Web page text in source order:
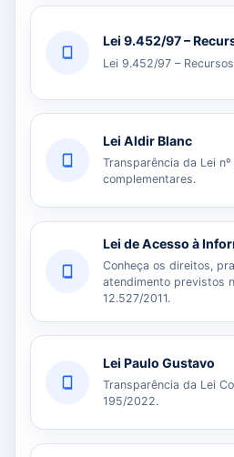
Lei 9.452/97 –
Lei 9.452/97 –
Lei Aldir Blanc
Transparência da Lei
complementares.
Lei de Acesso à
Conheça os direitos,
atendimento previstos
12.527/2011.
Lei Paulo Gustavo
Transparência da Lei
195/2022.